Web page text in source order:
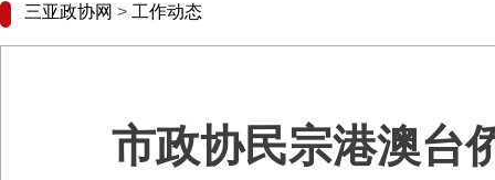
三亚政协网 > 工作动态
市政协民宗港澳台